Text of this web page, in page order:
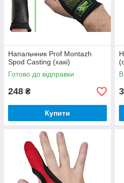
Напальчник Prof Montazh
Spod Casting (хакі)
Готово до відправки
248 ₴
Купити